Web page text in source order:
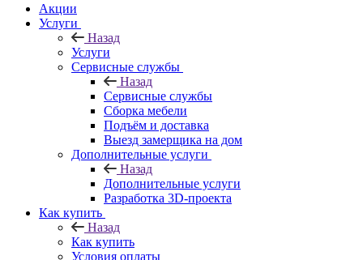
Акции
Услуги
Назад
Услуги
Сервисные службы
Назад
Сервисные службы
Сборка мебели
Подъём и доставка
Выезд замерщика на дом
Дополнительные услуги
Назад
Дополнительные услуги
Разработка 3D-проекта
Как купить
Назад
Как купить
Условия оплаты